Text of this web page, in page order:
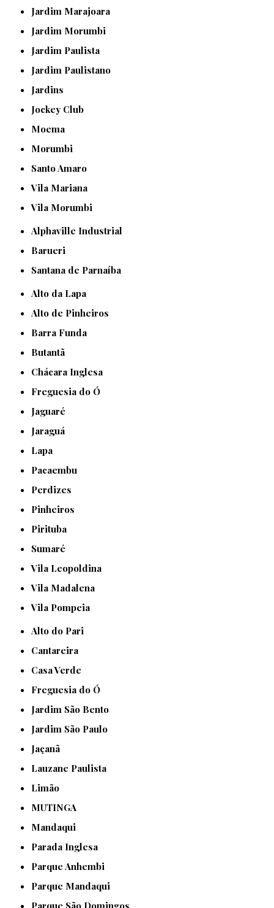
Jardim Marajoara
Jardim Morumbi
Jardim Paulista
Jardim Paulistano
Jardins
Jockey Club
Moema
Morumbi
Santo Amaro
Vila Mariana
Vila Morumbi
Alphaville Industrial
Barueri
Santana de Parnaíba
Alto da Lapa
Alto de Pinheiros
Barra Funda
Butantã
Chácara Inglesa
Freguesia do Ó
Jaguaré
Jaraguá
Lapa
Pacaembu
Perdizes
Pinheiros
Pirituba
Sumaré
Vila Leopoldina
Vila Madalena
Vila Pompeia
Alto do Pari
Cantareira
Casa Verde
Freguesia do Ó
Jardim São Bento
Jardim São Paulo
Jaçanã
Lauzane Paulista
Limão
MUTINGA
Mandaqui
Parada Inglesa
Parque Anhembi
Parque Mandaqui
Parque São Domingos